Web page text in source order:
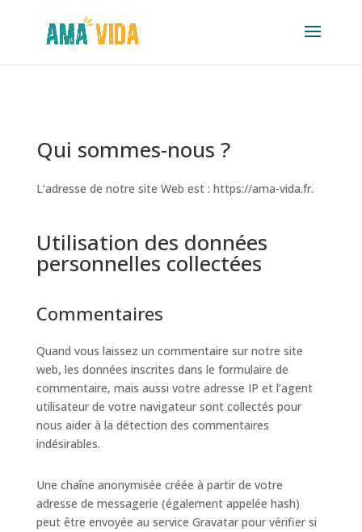
Qui sommes-nous ?
L’adresse de notre site Web est : https://ama-vida.fr.
Utilisation des données
personnelles collectées
Commentaires
Quand vous laissez un commentaire sur notre site
web, les données inscrites dans le formulaire de
commentaire, mais aussi votre adresse IP et l’agent
utilisateur de votre navigateur sont collectés pour
nous aider à la détection des commentaires
indésirables.
Une chaîne anonymisée créée à partir de votre
adresse de messagerie (également appelée hash)
peut être envoyée au service Gravatar pour vérifier si